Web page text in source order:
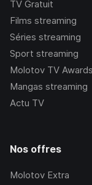
TV Gratuit
Films streaming
Séries streaming
Sport streaming
Molotov TV Awards
Mangas streaming
Actu TV
Nos offres
Molotov Extra